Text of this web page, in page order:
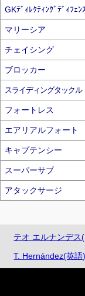
GKﾃﾞｨﾚｸﾃｨﾝｸﾞﾃﾞｨﾌｪﾝ
マリーシア
チェイシング
ブロッカー
スライディングタックル
フォートレス
エアリアルフォート
キャプテンシー
スーパーサブ
アタックサージ
テオ エルナンデス
T. Hernández(英語)